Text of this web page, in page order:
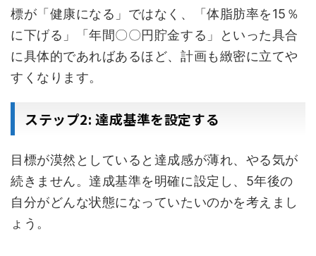
標が「健康になる」ではなく、「体脂肪率を15％
に下げる」「年間〇〇円貯金する」といった具合
に具体的であればあるほど、計画も緻密に立てや
すくなります。
ステップ2: 達成基準を設定する
目標が漠然としていると達成感が薄れ、やる気が
続きません。達成基準を明確に設定し、5年後の
自分がどんな状態になっていたいのかを考えまし
ょう。